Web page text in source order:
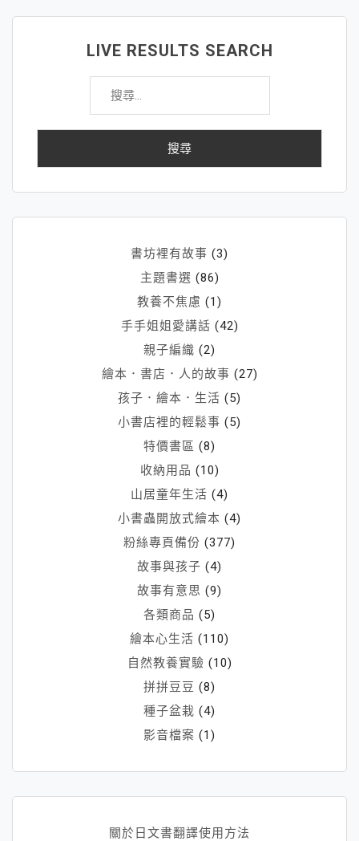
LIVE RESULTS SEARCH
搜
關
書坊裡有故事 (3)
主題書選 (86)
教養不焦慮 (1)
手手姐姐愛講話 (42)
親子編織 (2)
繪本．書店．人的故事 (27)
孩子．繪本．生活 (5)
小書店裡的輕鬆事 (5)
特價書區 (8)
收納用品 (10)
山居童年生活 (4)
小書蟲開放式繪本 (4)
粉絲專頁備份 (377)
故事與孩子 (4)
故事有意思 (9)
各類商品 (5)
繪本心生活 (110)
自然教養實驗 (10)
拼拼豆豆 (8)
種子盆栽 (4)
影音檔案 (1)
關於日文書翻譯使用方法